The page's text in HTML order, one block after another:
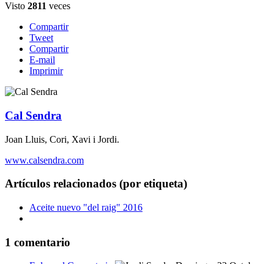
Visto 2811 veces
Compartir
Tweet
Compartir
E-mail
Imprimir
Cal Sendra
Joan Lluis, Cori, Xavi i Jordi.
www.calsendra.com
Artículos relacionados (por etiqueta)
Aceite nuevo "del raig" 2016
1 comentario